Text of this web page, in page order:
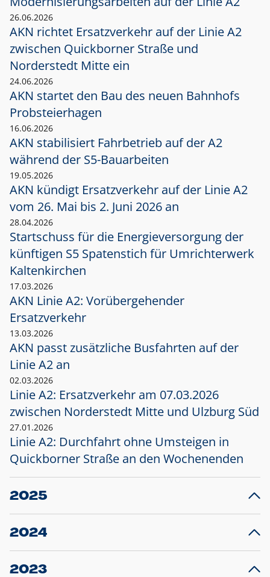
26.06.2026
AKN richtet Ersatzverkehr auf der Linie A2
zwischen Quickborner Straße und
Norderstedt Mitte ein
24.06.2026
AKN startet den Bau des neuen Bahnhofs
Probsteierhagen
16.06.2026
AKN stabilisiert Fahrbetrieb auf der A2
während der S5-Bauarbeiten
19.05.2026
AKN kündigt Ersatzverkehr auf der Linie A2
vom 26. Mai bis 2. Juni 2026 an
28.04.2026
Startschuss für die Energieversorgung der
künftigen S5 Spatenstich für Umrichterwerk
Kaltenkirchen
17.03.2026
AKN Linie A2: Vorübergehender
Ersatzverkehr
13.03.2026
AKN passt zusätzliche Busfahrten auf der
Linie A2 an
02.03.2026
Linie A2: Ersatzverkehr am 07.03.2026
zwischen Norderstedt Mitte und Ulzburg Süd
27.01.2026
Linie A2: Durchfahrt ohne Umsteigen in
Quickborner Straße an den Wochenenden
2025
23.12.2025
Projekt S5: Start der Bauarbeiten am
2024
10.12.2024
Großprojekt S5: Sperrung der Bahnstraße in
2023